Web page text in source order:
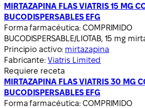
MIRTAZAPINA FLAS VIATRIS 15 MG
BUCODISPERSABLES EFG
Forma farmacéutica: COMPRIMIDO
BUCODISPERSABLE/LIOTAB, 15 mg
Principio activo: mirtazapina
Fabricante: Viatris Limited
Requiere receta
MIRTAZAPINA FLAS VIATRIS 30 MG
BUCODISPERSABLES EFG
Forma farmacéutica: COMPRIMIDO